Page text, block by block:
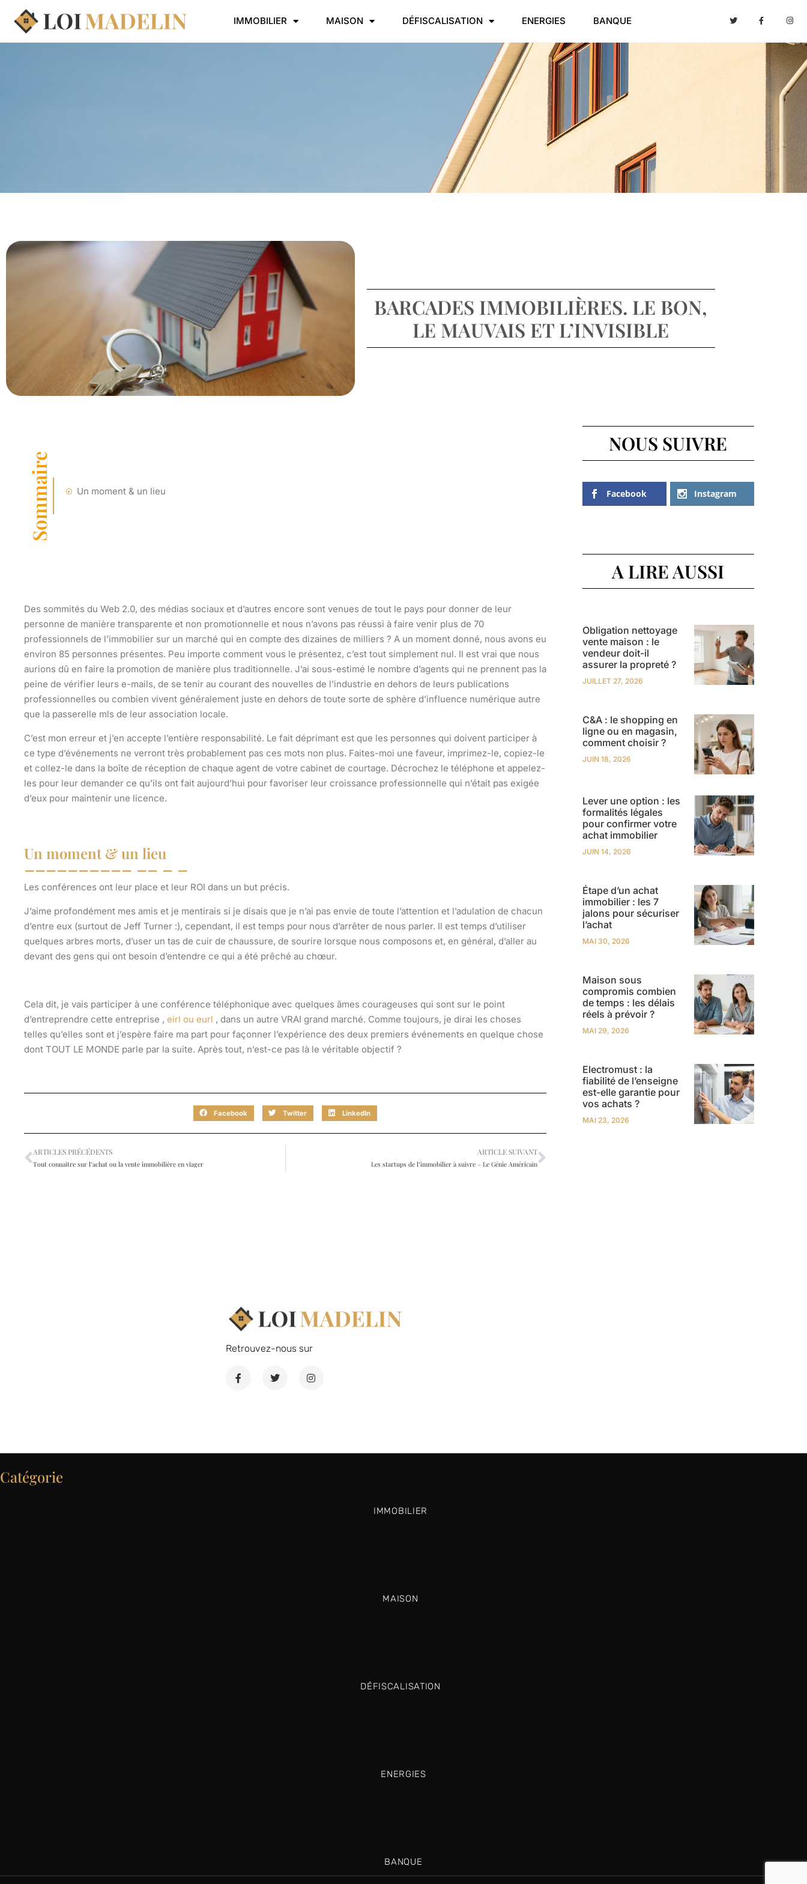
IMMOBILIER MAISON DÉFISCALISATION ENERGIES BANQUE
BARCADES IMMOBILIÈRES. LE BON,
LE MAUVAIS ET L’INVISIBLE
Sommaire Un moment & un lieu
Des sommités du Web 2.0, des médias sociaux et d’autres encore sont venues de tout le pays pour donner de leur
personne de manière transparente et non promotionnelle et nous n’avons pas réussi à faire venir plus de 70
professionnels de l’immobilier sur un marché qui en compte des dizaines de milliers ? A un moment donné, nous avons eu
environ 85 personnes présentes. Peu importe comment vous le présentez, c’est tout simplement nul. Il est vrai que nous
aurions dû en faire la promotion de manière plus traditionnelle. J’ai sous-estimé le nombre d’agents qui ne prennent pas la
peine de vérifier leurs e-mails, de se tenir au courant des nouvelles de l’industrie en dehors de leurs publications
professionnelles ou combien vivent généralement juste en dehors de toute sorte de sphère d’influence numérique autre
que la passerelle mls de leur association locale.
C’est mon erreur et j’en accepte l’entière responsabilité. Le fait déprimant est que les personnes qui doivent participer à
ce type d’événements ne verront très probablement pas ces mots non plus. Faites-moi une faveur, imprimez-le, copiez-le
et collez-le dans la boîte de réception de chaque agent de votre cabinet de courtage. Décrochez le téléphone et appelez-
les pour leur demander ce qu’ils ont fait aujourd’hui pour favoriser leur croissance professionnelle qui n’était pas exigée
d’eux pour maintenir une licence.
Un moment & un lieu
Les conférences ont leur place et leur ROI dans un but précis.
J’aime profondément mes amis et je mentirais si je disais que je n’ai pas envie de toute l’attention et l’adulation de chacun
d’entre eux (surtout de Jeff Turner :), cependant, il est temps pour nous d’arrêter de nous parler. Il est temps d’utiliser
quelques arbres morts, d’user un tas de cuir de chaussure, de sourire lorsque nous composons et, en général, d’aller au
devant des gens qui ont besoin d’entendre ce qui a été prêché au chœur.
Cela dit, je vais participer à une conférence téléphonique avec quelques âmes courageuses qui sont sur le point
d’entreprendre cette entreprise , eirl ou eurl , dans un autre VRAI grand marché. Comme toujours, je dirai les choses
telles qu’elles sont et j’espère faire ma part pour façonner l’expérience des deux premiers événements en quelque chose
dont TOUT LE MONDE parle par la suite. Après tout, n’est-ce pas là le véritable objectif ?
Facebook Twitter LinkedIn
ARTICLES PRÉCÉDENTS
Tout connaitre sur l’achat ou la vente immobilière en viager
ARTICLE SUIVANT
Les startups de l’immobilier à suivre – Le Génie Américain
NOUS SUIVRE
Facebook Instagram
A LIRE AUSSI
Obligation nettoyage
vente maison : le
vendeur doit-il
assurer la propreté ?
JUILLET 27, 2026
C&A : le shopping en
ligne ou en magasin,
comment choisir ?
JUIN 18, 2026
Lever une option : les
formalités légales
pour confirmer votre
achat immobilier
JUIN 14, 2026
Étape d’un achat
immobilier : les 7
jalons pour sécuriser
l’achat
MAI 30, 2026
Maison sous
compromis combien
de temps : les délais
réels à prévoir ?
MAI 29, 2026
Electromust : la
fiabilité de l’enseigne
est-elle garantie pour
vos achats ?
MAI 23, 2026
Retrouvez-nous sur
Catégorie
IMMOBILIER
MAISON
DÉFISCALISATION
ENERGIES
BANQUE